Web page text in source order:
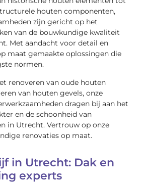
houten componenten,
zijn gericht op het
van de bouwkundige kwaliteit
Met aandacht voor detail en
maat gemaakte oplossingen die
normen.
renoveren van oude houten
van houten gevels, onze
dragen bij aan het
en de schoonheid van
in Utrecht. Vertrouw op onze
renovaties op maat.
in Utrecht: Dak en
experts